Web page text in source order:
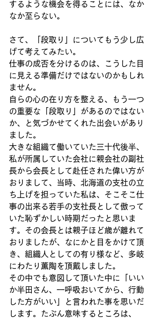
するような機会を得ることには、なか
なか至らない。
さて、「段取り」についてもう少し広
げて考えてみたい。
仕事の成否を分けるのは、こうした目
に見える準備だけではないのかもしれ
ません。
自らの心の在り方を整える、もう一つ
の重要な「段取り」があるのではない
か、と気づかせてくれた出会いがあり
ました。
大きな組織て働いていた三十代後半、
私が所属していた会社に親会社の副社
長から会長として赴任された偉い方が
おりまして、当時、北海道の支社の立
ち上げを担っていた私は、そこそこ仕
事の出来る若手の支社長として傲って
いた恥ずかしい時期だったと思いま
す。その会長とは親子ほど歳が離れて
おりましたが、なにかと目をかけて頂
き、組織人としての有り様など、多岐
にわたり薫陶を頂戴しました。
その中でも意図して頂いた中に「いい
か半田さん、一呼吸おいてから、行動
した方がいい」と言われた事を思いだ
します。たぶん意味するところは、